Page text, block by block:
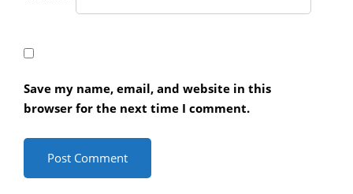
Save my name, email, and website in this
browser for the next time I comment.